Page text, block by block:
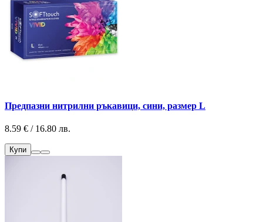
Предпазни нитрилни ръкавици, сини, размер L
8.59 € / 16.80 лв.
Купи